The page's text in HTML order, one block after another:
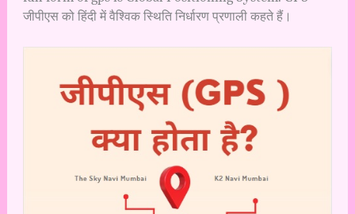
जीपीएस को हिंदी में वैश्विक स्थिति निर्धारण प्रणाली कहते हैं।